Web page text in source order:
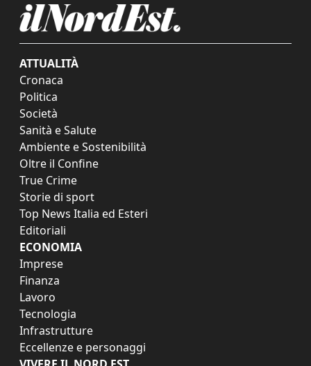
ATTUALITÀ
Cronaca
Politica
Società
Sanità e Salute
Ambiente e Sostenibilità
Oltre il Confine
True Crime
Storie di sport
Top News Italia ed Esteri
Editoriali
ECONOMIA
Imprese
Finanza
Lavoro
Tecnologia
Infrastrutture
Eccellenze e personaggi